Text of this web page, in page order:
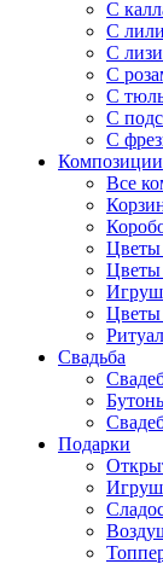
С
С
С
С
С
С
С
Композиции
Все
Цветы
Цветы
Цветы
Свадьба
Подарки